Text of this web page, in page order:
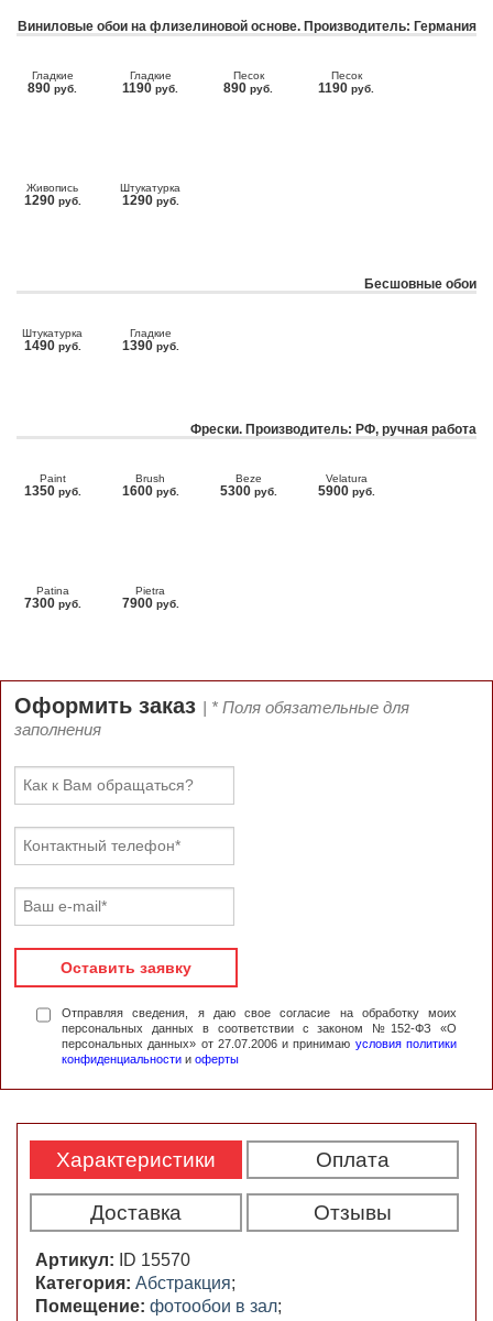
Виниловые обои на флизелиновой основе. Производитель: Германия
Гладкие
890 руб.
Гладкие
1190 руб.
Песок
890 руб.
Песок
1190 руб.
Живопись
1290 руб.
Штукатурка
1290 руб.
Бесшовные обои
Штукатурка
1490 руб.
Гладкие
1390 руб.
Фрески. Производитель: РФ, ручная работа
Paint
1350 руб.
Brush
1600 руб.
Beze
5300 руб.
Velatura
5900 руб.
Patina
7300 руб.
Pietra
7900 руб.
Оформить заказ | * Поля обязательные для
заполнения
Оставить заявку
Отправляя сведения, я даю свое согласие на обработку моих
персональных данных в соответствии с законом №152-ФЗ «О
персональных данных» от 27.07.2006 и принимаю условия политики
конфиденциальности и оферты
Характеристики Оплата
Доставка Отзывы
Артикул:
ID 15570
Категория: Абстракция;
Помещение: фотообои в зал;